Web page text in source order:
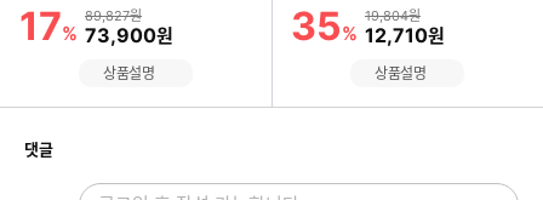
할인률
17%
상품금액
89,827원
할인금액
73,900원
상품설명
할인률
35%
상품금액
19,804원
할인금액
12,710원
상품설명
댓글개